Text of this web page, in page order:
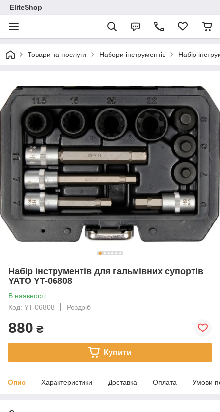
EliteShop
Товари та послуги Набори інструментів Набір
Набір інструментів для гальмівних супортів
YATO YT-06808
В наявності
Код: YT-06808
Роздріб
880 ₴
Купити
Опис Характеристики Доставка Оплата Умови